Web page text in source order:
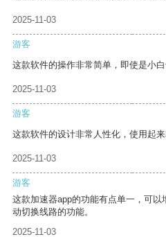
2025-11-03
游客
这款软件的操作非常简单，即使是小白
2025-11-03
游客
这款软件的设计非常人性化，使用起来
2025-11-03
游客
这款加速器app的功能有点单一，可
动切换线路的功能。
2025-11-03